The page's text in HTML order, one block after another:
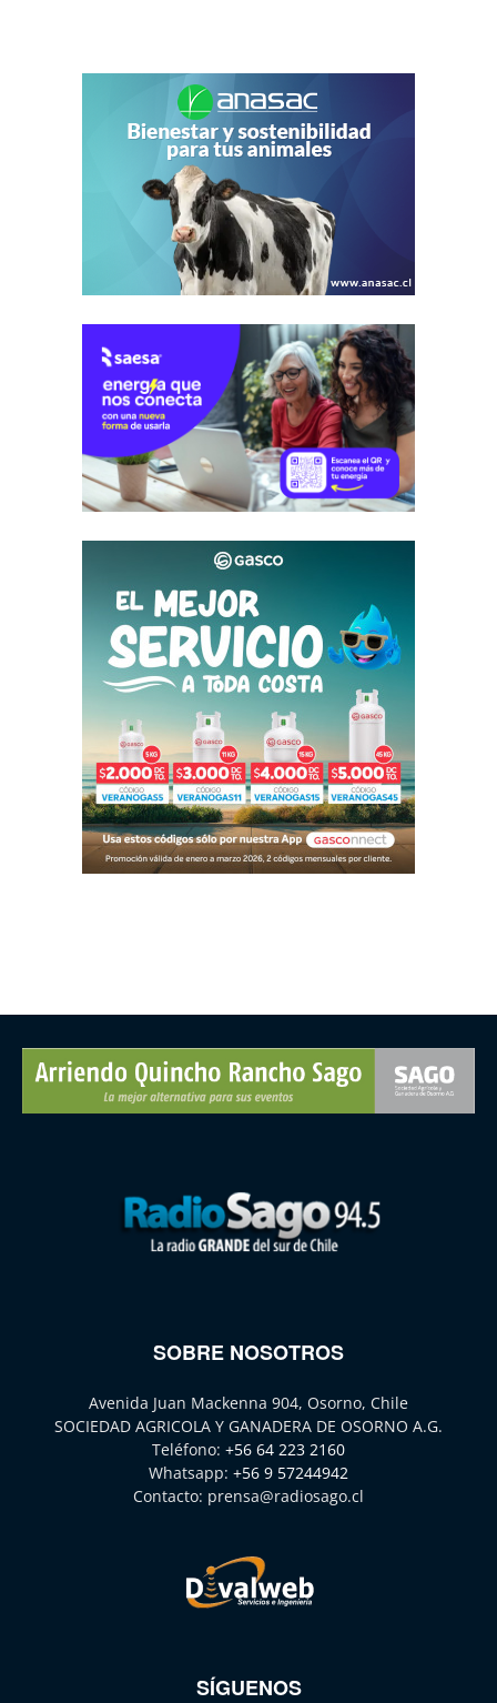
SOBRE NOSOTROS
Avenida Juan Mackenna 904, Osorno, Chile
SOCIEDAD AGRICOLA Y GANADERA DE OSORNO A.G.
Teléfono: +56 64 223 2160
Whatsapp: +56 9 57244942
Contacto: prensa@radiosago.cl
SÍGUENOS